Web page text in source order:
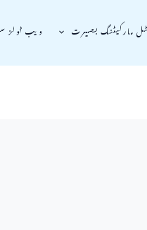
مارکیٹنگ بصیرت ویب ٹولز